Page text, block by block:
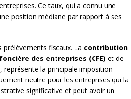
Ce taux, qui a connu une
position médiane par rapport à ses
prélèvements fiscaux. La contribution
des entreprises (CFE) et de
, représente la principale imposition
neutre pour les entreprises qui la
significative et peut avoir un